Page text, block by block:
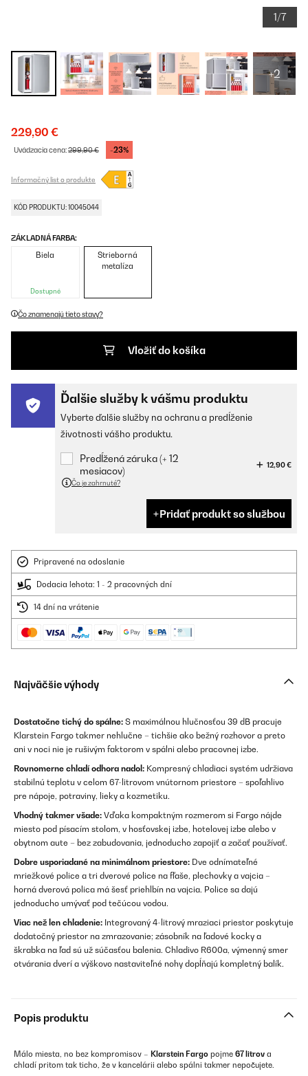
1/7
+2
229,90 €
Uvádzacia cena:299,90 € -23%
Informačný list o produkte
KÓD PRODUKTU: 10045044
ZÁKLADNÁ FARBA:
Biela
Dostupné
Strieborná
metalíza
Čo znamenajú tieto stavy?
Vložiť do košíka
Ďalšie služby k vášmu produktu
Vyberte ďalšie služby na ochranu a predĺženie
životnosti vášho produktu.
Predĺžená záruka (+ 12
mesiacov)
12,90 €
Čo je zahrnuté?
Pridať produkt so službou
Pripravené na odoslanie
Dodacia lehota: 1 - 2 pracovných dní
14 dní na vrátenie
Najväčšie výhody
Dostatočne tichý do spálne: S maximálnou hlučnosťou 39 dB pracuje
Klarstein Fargo takmer nehlučne – tichšie ako bežný rozhovor a preto
ani v noci nie je rušivým faktorom v spálni alebo pracovnej izbe.
Rovnomerne chladí odhora nadol: Kompresný chladiaci systém udržiava
stabilnú teplotu v celom 67-litrovom vnútornom priestore – spoľahlivo
pre nápoje, potraviny, lieky a kozmetiku.
Vhodný takmer všade: Vďaka kompaktným rozmerom si Fargo nájde
miesto pod písacím stolom, v hosťovskej izbe, hotelovej izbe alebo v
obytnom aute – bez zabudovania, jednoducho zapojiť a začať používať.
Dobre usporiadané na minimálnom priestore: Dve odnímateľné
mriežkové police a tri dverové police na fľaše, plechovky a vajcia –
horná dverová polica má šesť priehlbín na vajcia. Police sa dajú
jednoducho umývať pod tečúcou vodou.
Viac než len chladenie: Integrovaný 4-litrový mraziaci priestor poskytuje
dodatočný priestor na zmrazovanie; zásobník na ľadové kocky a
škrabka na ľad sú už súčasťou balenia. Chladivo R600a, výmenný smer
otvárania dverí a výškovo nastaviteľné nohy dopĺňajú kompletný balík.
Popis produktu
Málo miesta, no bez kompromisov – Klarstein Fargo pojme 67 litrov a
chladí pritom tak ticho, že v kancelárii alebo spálni takmer nepočujete.